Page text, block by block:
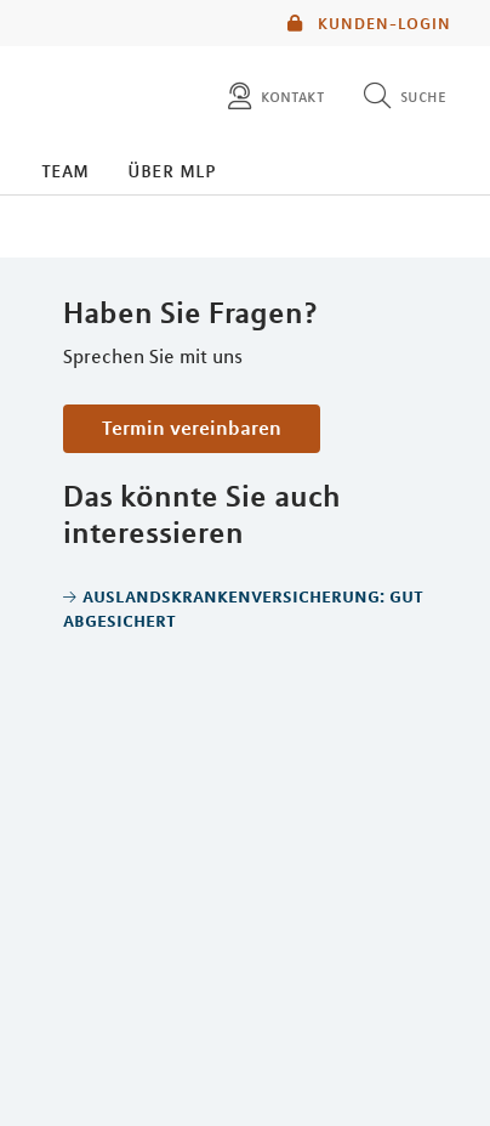
KUNDEN-LOGIN
kontakt suche
diese website durchsuchen
team über mlp
Haben Sie Fragen?
Sprechen Sie mit uns
Termin vereinbaren
Das könnte Sie auch
interessieren
auslandskrankenversicherung: gut
abgesichert